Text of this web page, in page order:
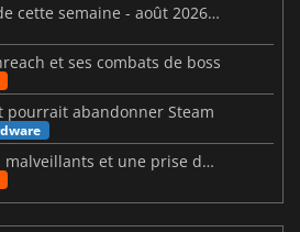
Sorties de jeux vidéo de cette semaine - août 2026 (semaine 32)
et ses combats de boss
pourrait abandonner Steam
Des cartes de logiciels malveillants et une prise de contrôle de Discord ont touché Meccha Chameleon